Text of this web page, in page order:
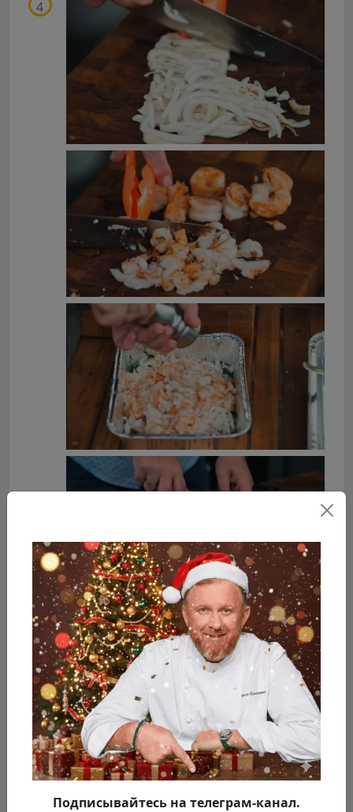
Обжаренные морепродукты мелко
рубим, перекладываем в чесночное
масло, солим, перчим и перемешиваем.
Подписывайтесь на телеграм-канал.